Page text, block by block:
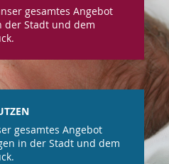
gesamtes Angebot
der Stadt und dem
gesamtes Angebot
in der Stadt und dem